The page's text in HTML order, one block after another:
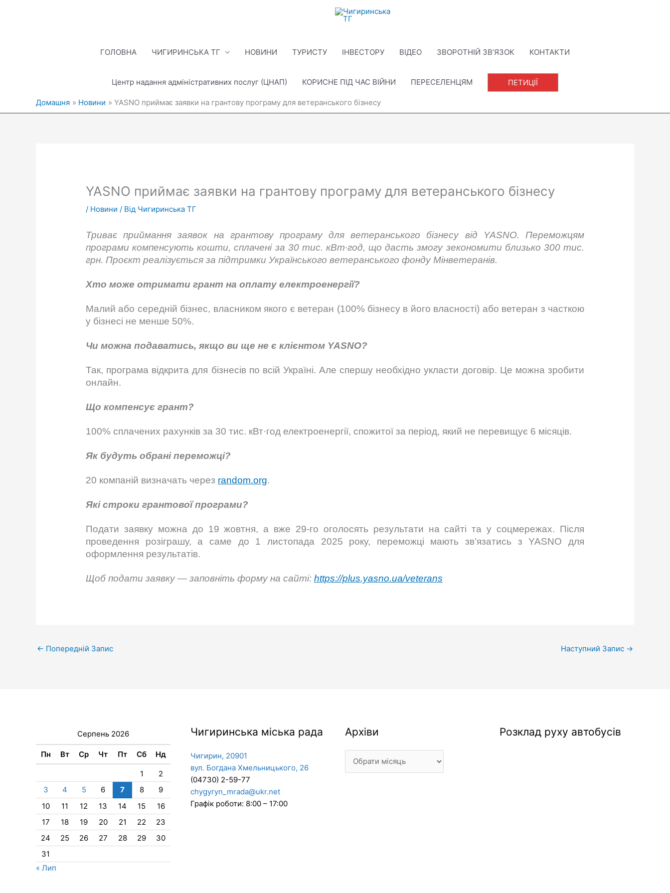
ГОЛОВНА ЧИГИРИНСЬКА ТГ НОВИНИ ТУРИСТУ ІНВЕСТОРУ ВІДЕО ЗВОРОТНІЙ ЗВ’ЯЗОК КОНТАКТИ
Центр надання адміністративних послуг (ЦНАП) КОРИСНЕ ПІД ЧАС ВІЙНИ ПЕРЕСЕЛЕНЦЯМ ПЕТИЦІЇ
Домашня Новини YASNO приймає заявки на грантову програму для ветеранського бізнесу
YASNO приймає заявки на грантову програму для ветеранського бізнесу
/ Новини / Від Чигиринська ТГ
Триває приймання заявок на грантову програму для ветеранського бізнесу від YASNO. Переможцям
програми компенсують кошти, сплачені за 30 тис.кВт∙год, що дасть змогу зекономити близько 300 тис.
грн. Проєкт реалізується за підтримки Українського ветеранського фонду Мінветеранів.
Хто може отримати грант на оплату електроенергії?
Малий або середній бізнес, власником якого є ветеран (100% бізнесу в його власності) або ветеран з часткою
у бізнесі не менше 50%.
Чи можна подаватись, якщо ви ще не є клієнтом YASNO?
Так, програма відкрита для бізнесів по всій Україні. Але спершу необхідно укласти договір. Це можна зробити
онлайн.
Що компенсує грант?
100% сплачених рахунків за 30 тис. кВт·год електроенергії, спожитої за період, який не перевищує 6 місяців.
Як будуть обрані переможці?
20 компаній визначать через random.org.
Які строки грантової програми?
Подати заявку можна до 19 жовтня, а вже 29-го оголосять результати на сайті та у соцмережах. Після
проведення розіграшу, а саме до 1 листопада 2025 року, переможці мають зв’язатись з YASNO для
оформлення результатів.
Щоб подати заявку — заповніть форму на сайті:https://plus.yasno.ua/veterans
← Попередній Запис Наступний Запис →
Серпень 2026
Пн Вт Ср Чт Пт Сб Нд
1
2
3
4 5 6 7 8
9
10
11 12 13 14 15
16
17
18 19 20 21 22
23
24
25 26 27 28 29
30
31
« Лип
Чигиринська міська рада
Чигирин, 20901
вул. Богдана Хмельницького, 26
(04730) 2-59-77
chygyryn_mrada@ukr.net
Графік роботи: 8:00 – 17:00
Архіви
Архіви Розклад руху автобусів